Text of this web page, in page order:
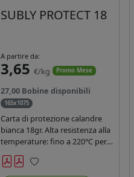
SUBLY PROTECT 18
A partire da:
3,65 €/kg Promo Mese
27,00 Bobine disponibili
165x1075
Carta di protezione calandre
bianca 18gr. Alta resistenza alla
temperature: fino a 220°C per
40 secondi. Lunghezza 1075
mtl, peso kg 35, diam. 20cm.
Preferiti